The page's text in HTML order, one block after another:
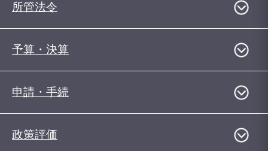
所管法令
予算・決算
申請・手続
政策評価